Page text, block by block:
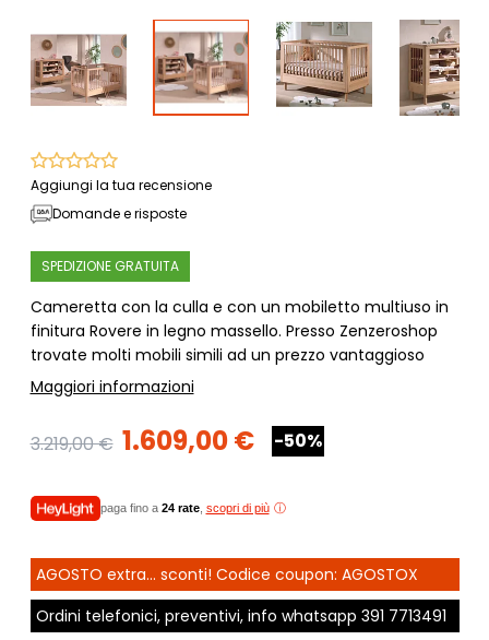
Aggiungi la tua recensione
Domande e risposte
SPEDIZIONE GRATUITA
Cameretta con la culla e con un mobiletto multiuso in
finitura Rovere in legno massello. Presso Zenzeroshop
trovate molti mobili simili ad un prezzo vantaggioso
Maggiori informazioni
3.219,00 € 1.609,00 € -50%
paga fino a 24 rate, scopri di più
AGOSTO extra... sconti! Codice coupon: AGOSTOX
Ordini telefonici, preventivi, info whatsapp 391 7713491